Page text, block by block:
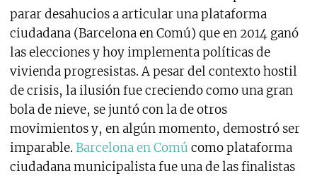
parar desahucios a articular una plataforma
ciudadana (Barcelona en Comú) que en 2014 ganó
las elecciones y hoy implementa políticas de
vivienda progresistas. A pesar del contexto hostil
de crisis, la ilusión fue creciendo como una gran
bola de nieve, se juntó con la de otros
movimientos y, en algún momento, demostró ser
imparable. Barcelona en Comú como plataforma
ciudadana municipalista fue una de las finalistas